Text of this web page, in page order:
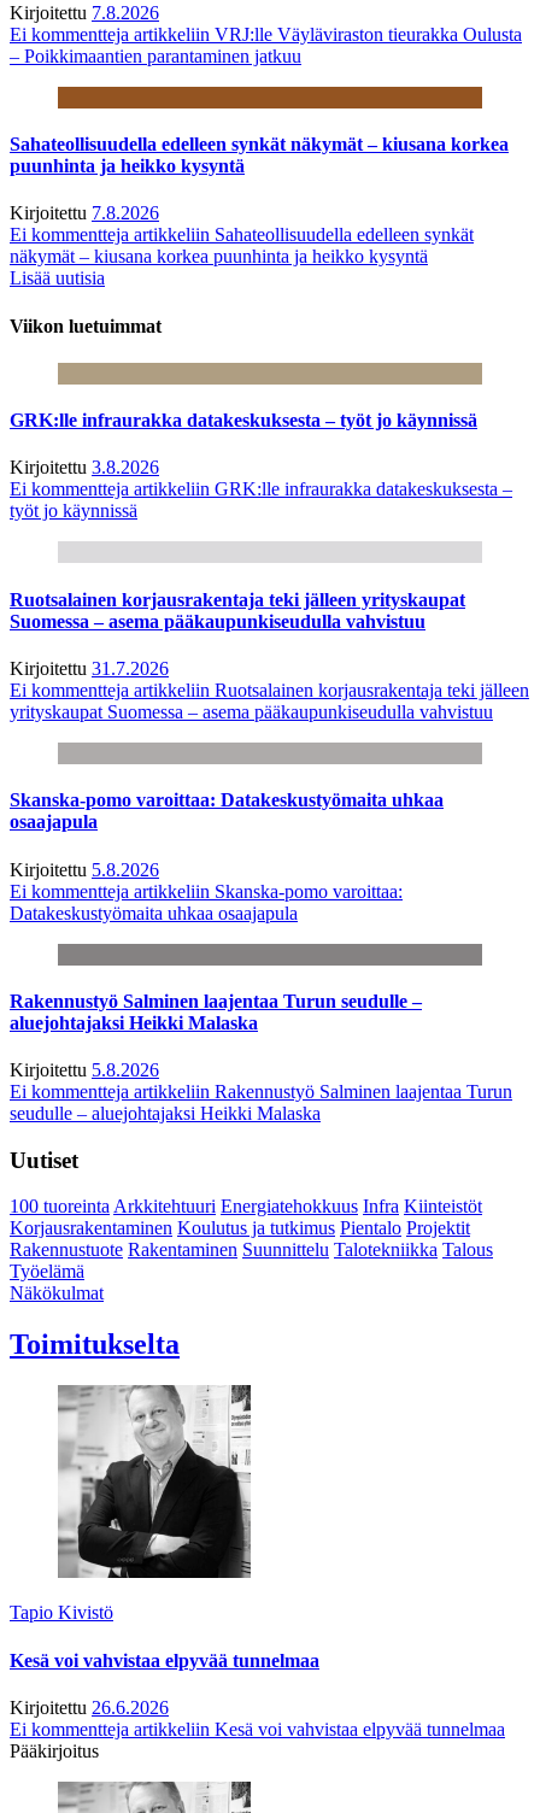
Kirjoitettu 7.8.2026
Ei kommentteja artikkeliin VRJ:lle Väyläviraston tieurakka Oulusta
– Poikkimaantien parantaminen jatkuu
Sahateollisuudella edelleen synkät näkymät – kiusana korkea
puunhinta ja heikko kysyntä
Kirjoitettu 7.8.2026
Ei kommentteja artikkeliin Sahateollisuudella edelleen synkät
näkymät – kiusana korkea puunhinta ja heikko kysyntä
Lisää uutisia
Viikon luetuimmat
GRK:lle infraurakka datakeskuksesta – työt jo käynnissä
Kirjoitettu 3.8.2026
Ei kommentteja artikkeliin GRK:lle infraurakka datakeskuksesta –
työt jo käynnissä
Ruotsalainen korjausrakentaja teki jälleen yrityskaupat
Suomessa – asema pääkaupunkiseudulla vahvistuu
Kirjoitettu 31.7.2026
Ei kommentteja artikkeliin Ruotsalainen korjausrakentaja teki jälleen
yrityskaupat Suomessa – asema pääkaupunkiseudulla vahvistuu
Skanska-pomo varoittaa: Datakeskustyömaita uhkaa
osaajapula
Kirjoitettu 5.8.2026
Ei kommentteja artikkeliin Skanska-pomo varoittaa:
Datakeskustyömaita uhkaa osaajapula
Rakennustyö Salminen laajentaa Turun seudulle –
aluejohtajaksi Heikki Malaska
Kirjoitettu 5.8.2026
Ei kommentteja artikkeliin Rakennustyö Salminen laajentaa Turun
seudulle – aluejohtajaksi Heikki Malaska
Uutiset
100 tuoreintaArkkitehtuuri Energiatehokkuus Infra Kiinteistöt
Korjausrakentaminen Koulutus ja tutkimus Pientalo Projektit
Rakennustuote Rakentaminen Suunnittelu Talotekniikka Talous
Työelämä
Näkökulmat
Toimitukselta
Tapio Kivistö
Kesä voi vahvistaa elpyvää tunnelmaa
Kirjoitettu 26.6.2026
Ei kommentteja artikkeliin Kesä voi vahvistaa elpyvää tunnelmaa
Pääkirjoitus